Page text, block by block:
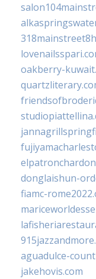
oakberry-
donglaishun-
fiamc-
aguadulce-
jakehovis.com